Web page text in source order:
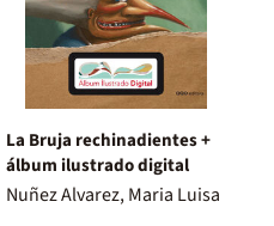
La Bruja rechinadientes +
álbum ilustrado digital
Nuñez Alvarez, Maria Luisa